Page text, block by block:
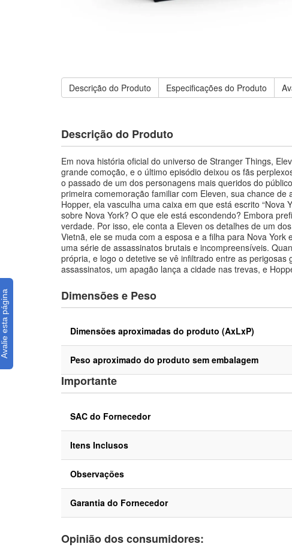
Descrição do Produto Especificações do Produto
Descrição do Produto
Em nova história oficial do universo de Stranger Things,
grande comoção, e o último episódio deixou os fãs
o passado de um dos personagens mais queridos do
primeira comemoração familiar com Eleven, sua chance
Hopper, ela vasculha uma caixa em que está escrito
sobre Nova York? O que ele está escondendo? Embora
verdade. Por isso, ele conta a Eleven os detalhes de um
Vietnã, ele se muda com a esposa e a filha para Nova
uma série de assassinatos brutais e incompreensíveis.
própria, e logo o detetive se vê infiltrado entre as
assassinatos, um apagão lança a cidade nas trevas, e
Dimensões e Peso
Dimensões aproximadas do produto (AxLxP)
Peso aproximado do produto sem embalagem
Importante
SAC do Fornecedor
Itens Inclusos
Observações
Garantia do Fornecedor
Opinião dos consumidores: